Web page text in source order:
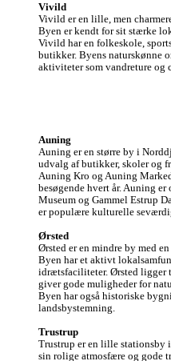
Vivild
Vivild er en lille, men
Byen er kendt for sit stærke
Vivild har en folkeskole,
butikker. Byens naturskønne
aktiviteter som vandreture og
Auning
Auning er en større by i
udvalg af butikker, skoler og
Auning Kro og Auning
besøgende hvert år. Auning er
Museum og Gammel Estrup
er populære kulturelle
Ørsted
Ørsted er en mindre by med
Byen har et aktivt
idrætsfaciliteter. Ørsted ligger
giver gode muligheder for
Byen har også historiske
landsbystemning.
Trustrup
Trustrup er en lille stationsby
sin rolige atmosfære og gode